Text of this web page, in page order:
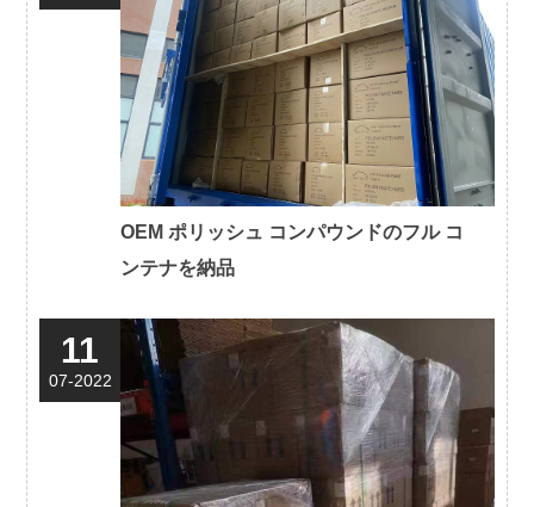
OEM ポリッシュ コンパウンドのフル コ
ンテナを納品
11
07-2022